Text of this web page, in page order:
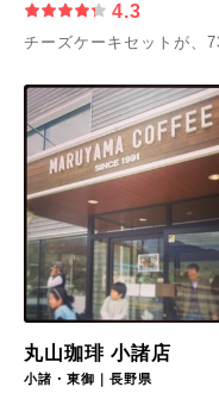
4.3
チーズケーキセットが、
丸山珈琲 小諸店
小諸・東御｜長野県